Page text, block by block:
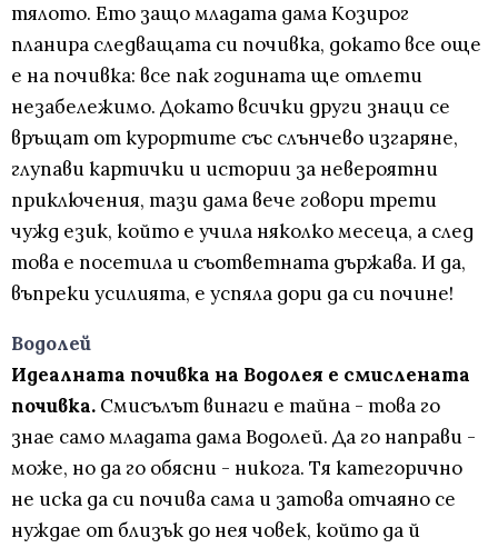
тялото. Ето защо младата дама Козирог
планира следващата си почивка, докато все още
е на почивка: все пак годината ще отлети
незабележимо. Докато всички други знаци се
връщат от курортите със слънчево изгаряне,
глупави картички и истории за невероятни
приключения, тази дама вече говори трети
чужд език, който е учила няколко месеца, а след
това е посетила и съответната държава. И да,
въпреки усилията, е успяла дори да си почине!
Водолей
Идеалната почивка на Водолея е смислената
почивка. Смисълът винаги е тайна - това го
знае само младата дама Водолей. Да го направи -
може, но да го обясни - никога. Тя категорично
не иска да си почива сама и затова отчаяно се
нуждае от близък до нея човек, който да й